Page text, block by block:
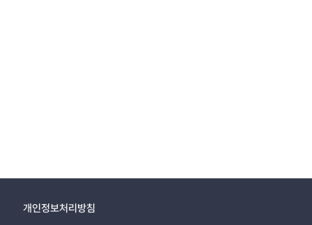
개인정보처리방침